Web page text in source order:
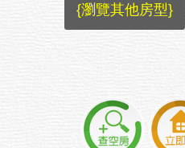
{瀏覽其他房型}